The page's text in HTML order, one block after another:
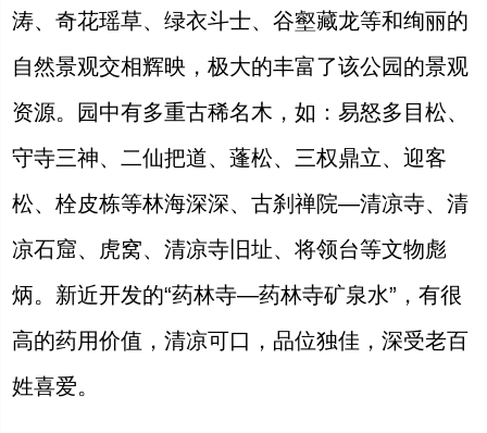
涛、奇花瑶草、绿衣斗士、谷壑藏龙等和绚丽的
自然景观交相辉映，极大的丰富了该公园的景观
资源。园中有多重古稀名木，如：易怒多目松、
守寺三神、二仙把道、蓬松、三权鼎立、迎客
松、栓皮栋等林海深深、古刹禅院—清凉寺、清
凉石窟、虎窝、清凉寺旧址、将领台等文物彪
炳。新近开发的“药林寺—药林寺矿泉水”，有很
高的药用价值，清凉可口，品位独佳，深受老百
姓喜爱。